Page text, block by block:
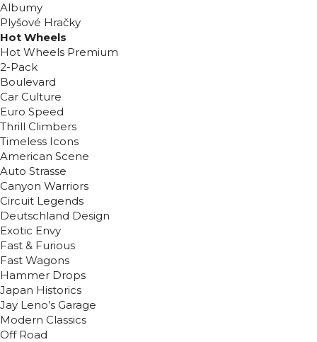
Albumy
Plyšové Hračky
Hot Wheels
Hot Wheels Premium
2-Pack
Boulevard
Car Culture
Euro Speed
Thrill Climbers
Timeless Icons
American Scene
Auto Strasse
Canyon Warriors
Circuit Legends
Deutschland Design
Exotic Envy
Fast & Furious
Fast Wagons
Hammer Drops
Japan Historics
Jay Leno’s Garage
Modern Classics
Off Road